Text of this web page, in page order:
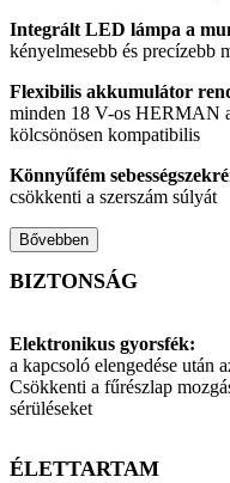
Integrált LED lámpa a
kényelmesebb és precízebb
Flexibilis akkumulátor
minden 18 V-os HERMAN
kölcsönösen kompatibilis
Könnyűfém
csökkenti a szerszám súlyát
Bővebben
BIZTONSÁG
Elektronikus gyorsfék:
a kapcsoló elengedése után
Csökkenti a fűrészlap
sérüléseket
ÉLETTARTAM